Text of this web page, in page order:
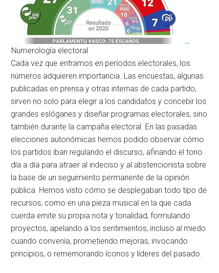
Numerología electoral
Cada vez que entramos en períodos electorales, los
números adquieren importancia. Las encuestas, algunas
publicadas en prensa y otras internas de cada partido,
sirven no solo para elegir a los candidatos y concebir los
grandes eslóganes y diseñar programas electorales, sino
también durante la campaña electoral. En las pasadas
elecciones autonómicas hemos podido observar cómo
los partidos iban regulando el discurso, afinando el tono
día a día para atraer al indeciso y al abstencionista sobre
la base de un seguimiento permanente de la opinión
pública. Hemos visto cómo se desplegaban todo tipo de
recursos, como en una pieza musical en la que cada
cuerda emite su propia nota y tonalidad, formulando
proyectos, apelando a los sentimientos, incluso al miedo
cuando convenía, prometiendo mejoras, invocando
principios, o rememorando íconos y líderes del pasado.